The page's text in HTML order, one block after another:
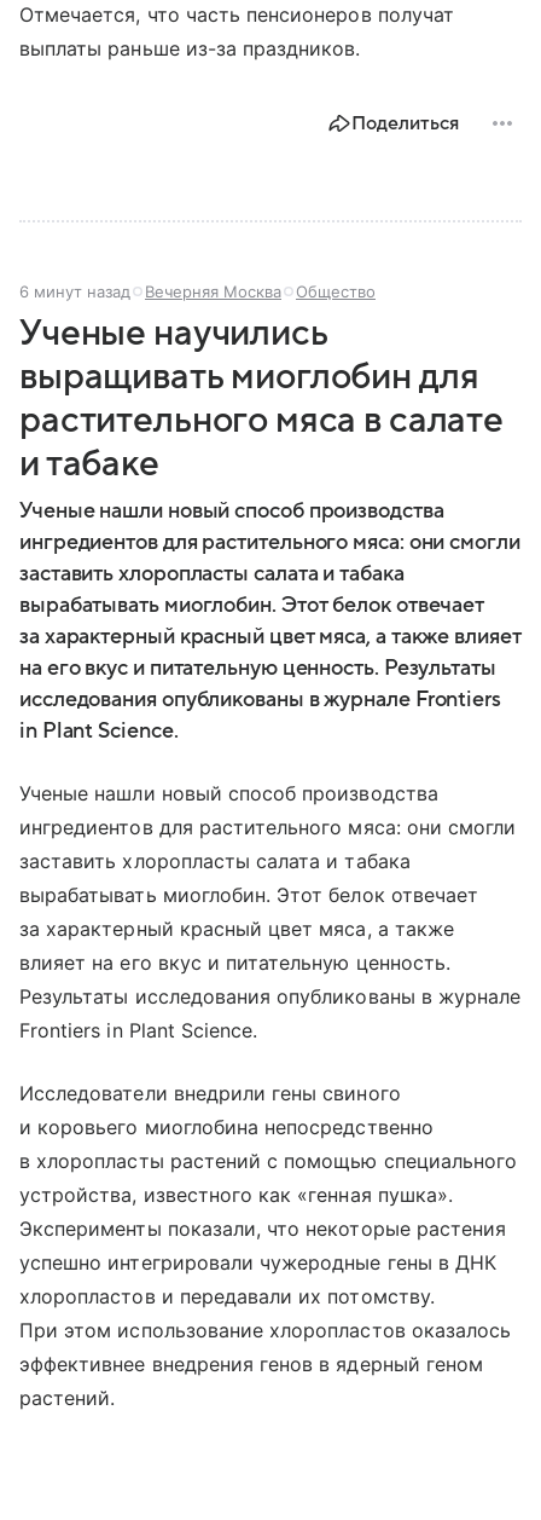
Отмечается, что часть пенсионеров получат
выплаты раньше из-за праздников.
Поделиться
6 минут назад Вечерняя Москва Общество
Ученые научились
выращивать миоглобин для
растительного мяса в салате
и табаке
Ученые нашли новый способ производства
ингредиентов для растительного мяса: они смогли
заставить хлоропласты салата и табака
вырабатывать миоглобин. Этот белок отвечает
за характерный красный цвет мяса, а также влияет
на его вкус и питательную ценность. Результаты
исследования опубликованы в журнале Frontiers
in Plant Science.
Ученые нашли новый способ производства
ингредиентов для растительного мяса: они смогли
заставить хлоропласты салата и табака
вырабатывать миоглобин. Этот белок отвечает
за характерный красный цвет мяса, а также
влияет на его вкус и питательную ценность.
Результаты исследования опубликованы в журнале
Frontiers in Plant Science.
Исследователи внедрили гены свиного
и коровьего миоглобина непосредственно
в хлоропласты растений с помощью специального
устройства, известного как «генная пушка».
Эксперименты показали, что некоторые растения
успешно интегрировали чужеродные гены в ДНК
хлоропластов и передавали их потомству.
При этом использование хлоропластов оказалось
эффективнее внедрения генов в ядерный геном
растений.